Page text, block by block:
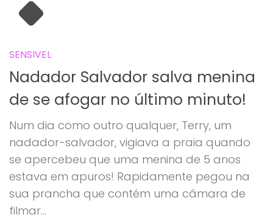
SENSIVEL
Nadador Salvador salva menina
de se afogar no último minuto!
Num dia como outro qualquer, Terry, um
nadador-salvador, vigiava a praia quando
se apercebeu que uma menina de 5 anos
estava em apuros! Rapidamente pegou na
sua prancha que contém uma câmara de
filmar...